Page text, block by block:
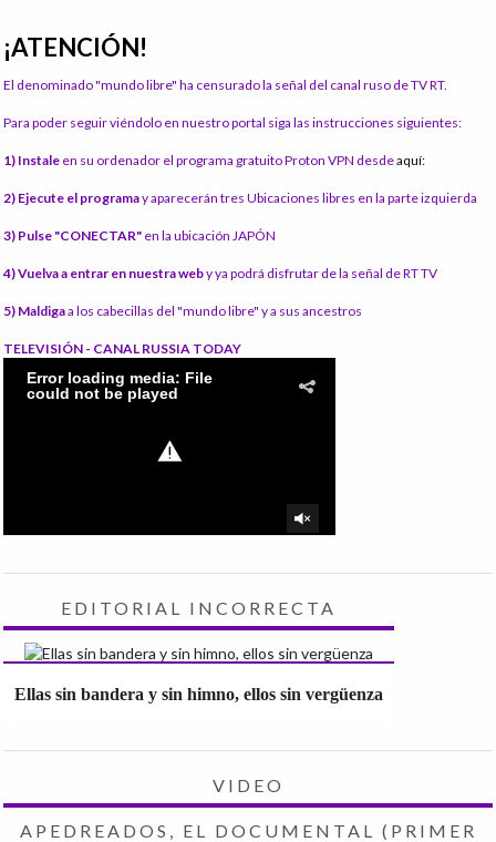
¡ATENCIÓN!
El denominado "mundo libre" ha censurado la señal del canal ruso de TV RT.
Para poder seguir viéndolo en nuestro portal siga las instrucciones siguientes:
1) Instale en su ordenador el programa gratuito Proton VPN desdeaquí:
2) Ejecute el programay aparecerán tres Ubicaciones libres en la parte izquierda
3) Pulse "CONECTAR" en la ubicación JAPÓN
4) Vuelva a entrar en nuestra weby ya podrá disfrutar de la señal de RT TV
5) Maldigaa los cabecillas del "mundo libre" y a sus ancestros
TELEVISIÓN - CANAL RUSSIA TODAY
EDITORIAL INCORRECTA
Ellas sin bandera y sin himno, ellos sin vergüenza
VIDEO
APEDREADOS, EL DOCUMENTAL (PRIMER